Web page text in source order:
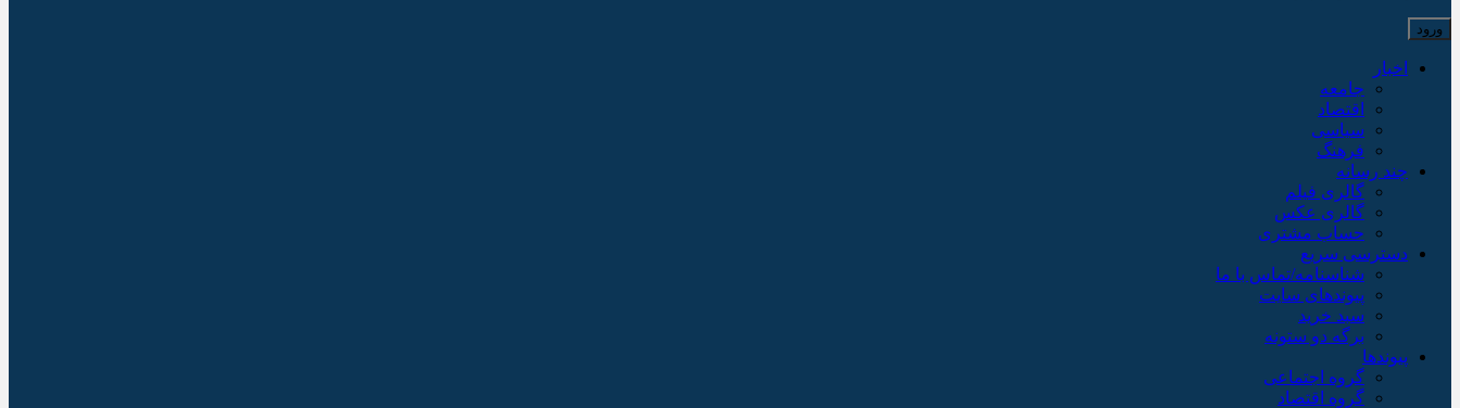
اخبار
جامعه
اقتصاد
سیاسی
فرهنگ
چند رسانه
گالری فیلم
گالری عکس
حساب مشتری
دسترسی سریع
شناسنامه/تماس با ما
پیوندهای سایت
سبد خريد
برگه دو ستونه
پیوندها
گروه اجتماعی
گروه اقتصاد